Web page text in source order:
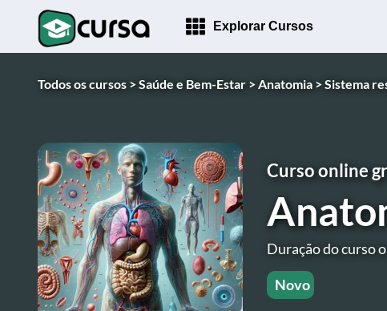
Explorar Cursos
Todos os cursos >Saúde e Bem-Estar >Anatomia >Sistema
Curso online
Duração do curso
Novo